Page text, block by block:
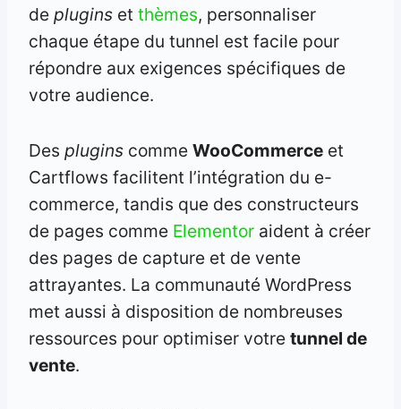
de plugins et thèmes, personnaliser
chaque étape du tunnel est facile pour
répondre aux exigences spécifiques de
votre audience.
Des plugins comme WooCommerce et
Cartflows facilitent l’intégration du e-
commerce, tandis que des constructeurs
de pages comme Elementor aident à créer
des pages de capture et de vente
attrayantes. La communauté WordPress
met aussi à disposition de nombreuses
ressources pour optimiser votre tunnel de
vente.